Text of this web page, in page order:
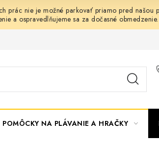
prác nie je možné parkovať priamo pred našou
a ospravedlňujeme sa za dočasné obmedzenie.
POMÔCKY NA PLÁVANIE A HRAČKY